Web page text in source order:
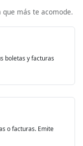
más te acomode.
boletas y facturas
o facturas. Emite